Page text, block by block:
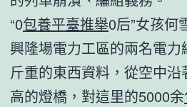
“0包養平臺推舉0后”女孩何
興隆場電力工區的兩名電
斤重的東西資料，從空中
高的燈橋，對這里的5000余